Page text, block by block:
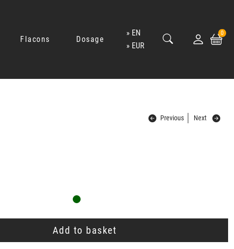
Flacons Dosage
EN
EUR
0
Previous Next
Add to basket